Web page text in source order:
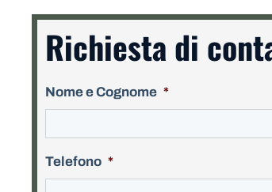
Richiesta di
Nome e Cognome *
Telefono *